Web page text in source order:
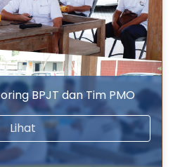
BPJT dan Tim PMO
Lihat